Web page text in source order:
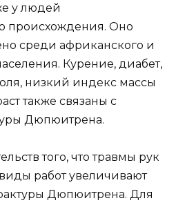
у людей
происхождения. Оно
среди африканского и
Курение, диабет,
низкий индекс массы
также связаны с
Дюпюитрена.
того, что травмы рук
работ увеличивают
Дюпюитрена. Для